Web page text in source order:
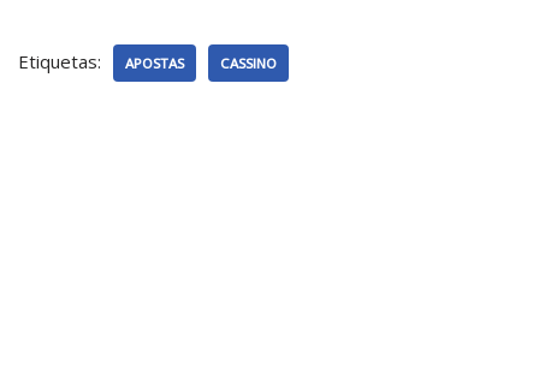
Etiquetas: APOSTAS CASSINO